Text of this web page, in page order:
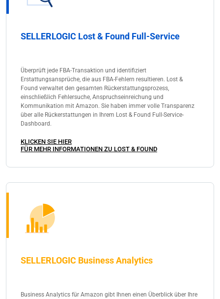
SELLERLOGIC Lost & Found Full-Service
Überprüft jede FBA-Transaktion und identifiziert
Erstattungsansprüche, die aus FBA-Fehlern resultieren. Lost &
Found verwaltet den gesamten Rückerstattungsprozess,
einschließlich Fehlersuche, Anspruchseinreichung und
Kommunikation mit Amazon. Sie haben immer volle Transparenz
über alle Rückerstattungen in Ihrem Lost & Found Full-Service-
Dashboard.
KLICKEN SIE HIER
FÜR MEHR INFORMATIONEN ZU LOST & FOUND
SELLERLOGIC Business Analytics
Business Analytics für Amazon gibt Ihnen einen Überblick über Ihre